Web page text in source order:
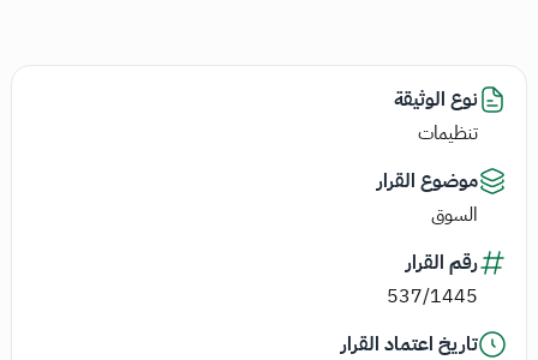
نوع الوثيقة
تنظيمات
موضوع القرار
السوق
رقم القرار
537/1445
تاريخ اعتماد القرار